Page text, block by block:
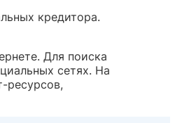
кредитора.
Для поиска
сетях. На
ресурсов,